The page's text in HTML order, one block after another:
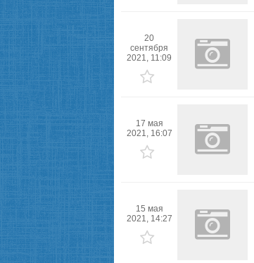
20
сентября
2021, 11:09
17 мая
2021, 16:07
15 мая
2021, 14:27